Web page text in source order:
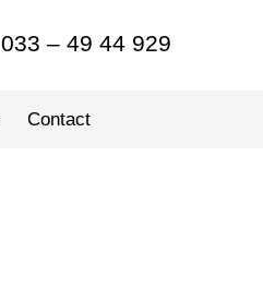
033 – 49 44 929
Contact